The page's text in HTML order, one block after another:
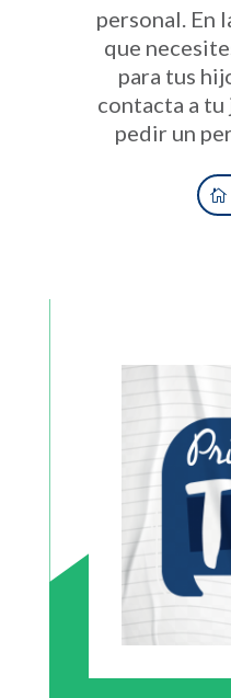
personal. En
que
para tus
contacta a
pedir un